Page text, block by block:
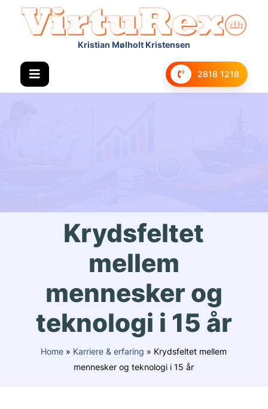
Kristian Mølholt Kristensen
2818 1218
Krydsfeltet
mellem
mennesker og
teknologi i 15 år
Home » Karriere & erfaring » Krydsfeltet mellem
mennesker og teknologi i 15 år